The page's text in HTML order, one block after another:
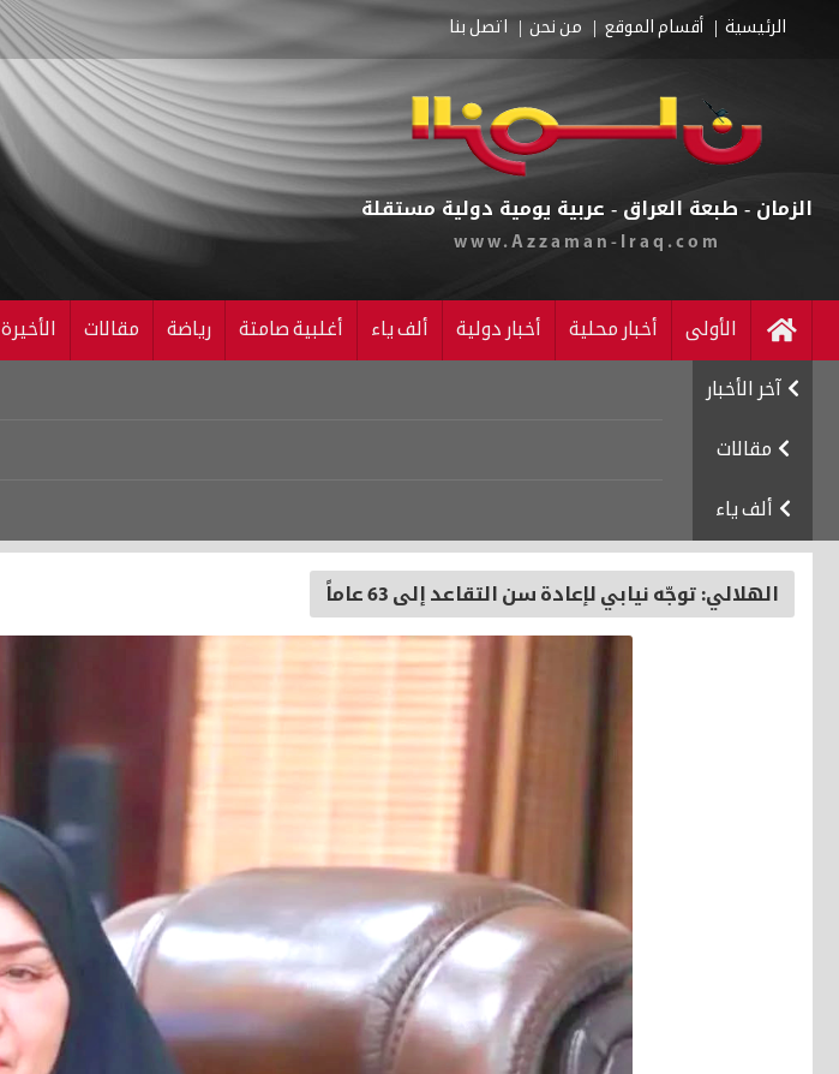
الرئيسية أقسام الموقع من نحن اتصل بنا
الزمان - طبعة العراق - عربية يومية دولية مستقلة
www.Azzaman-Iraq.com
الأولى أخبار محلية أخبار دولية ألف ياء أغلبية صامتة رياضة مقالات الأخيرة
آخر الأخبار
مقالات
ألف ياء
الهلالي: توجّه نيابي لإعادة سن التقاعد إلى 63 عاماً